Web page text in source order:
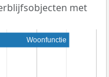
met
Woonfunctie